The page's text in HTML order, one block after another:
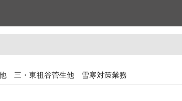
三・東祖谷菅生他 雪寒対策業務